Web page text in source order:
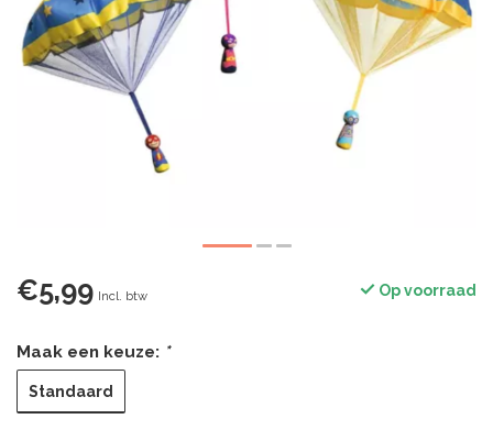
€5,99 Incl. btw Op voorraad
Maak een keuze: *
Standaard